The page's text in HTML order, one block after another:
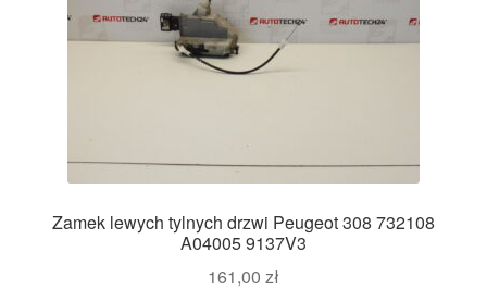
Zamek lewych tylnych drzwi Peugeot 308 732108
A04005 9137V3
161,00 zł